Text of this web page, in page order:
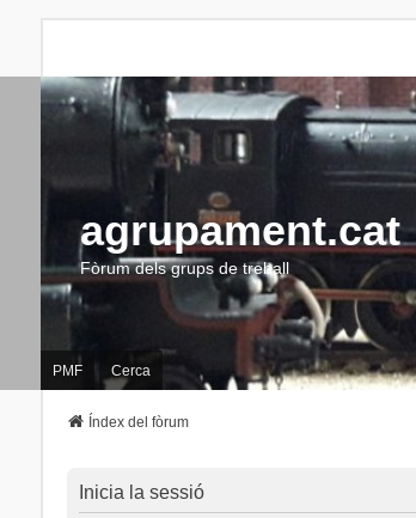
agrupament.cat
Fòrum dels grups de treball
PMF Cerca
Índex del fòrum
Inicia la sessió